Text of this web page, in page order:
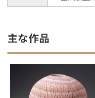
主な作品